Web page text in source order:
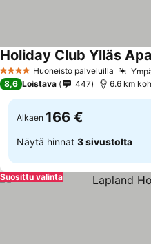
4 TähtiluokitusHuoneisto palveluilla
Holiday Club Ylläs
8,6 Loistava 447 6.6 km
Alkaen 166 €
Näytä hinnat 3 sivustolta
Suosittu valinta